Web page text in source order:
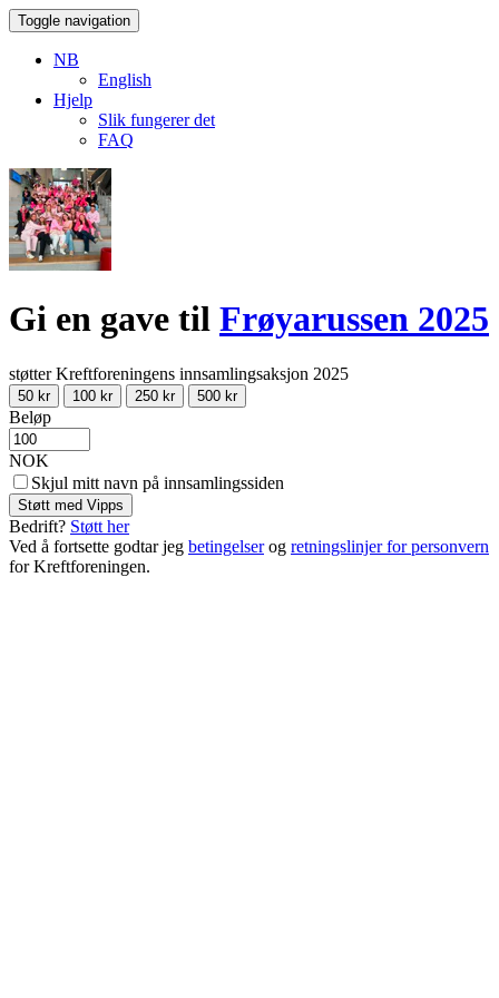
Toggle navigation
NB
English
Hjelp
Slik fungerer det
FAQ
Gi en gave til Frøyarussen 2025
støtter Kreftforeningens innsamlingsaksjon 2025
50 kr 100 kr 250 kr 500 kr
Beløp
NOK
Skjul mitt navn på innsamlingssiden
Støtt med Vipps
Bedrift? Støtt her
Ved å fortsette godtar jeg betingelserog retningslinjer for personvern
for Kreftforeningen.